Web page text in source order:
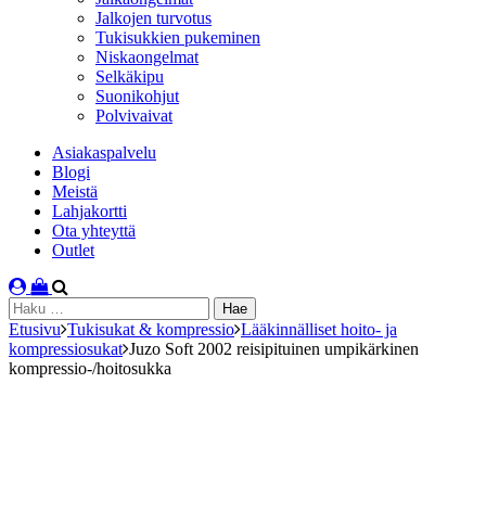
Jalkojen turvotus
Tukisukkien pukeminen
Niskaongelmat
Selkäkipu
Suonikohjut
Polvivaivat
Asiakaspalvelu
Blogi
Meistä
Lahjakortti
Ota yhteyttä
Outlet
Haku:
Etusivu Tukisukat & kompressio Lääkinnälliset hoito- ja
kompressiosukat Juzo Soft 2002 reisipituinen umpikärkinen
kompressio-/hoitosukka